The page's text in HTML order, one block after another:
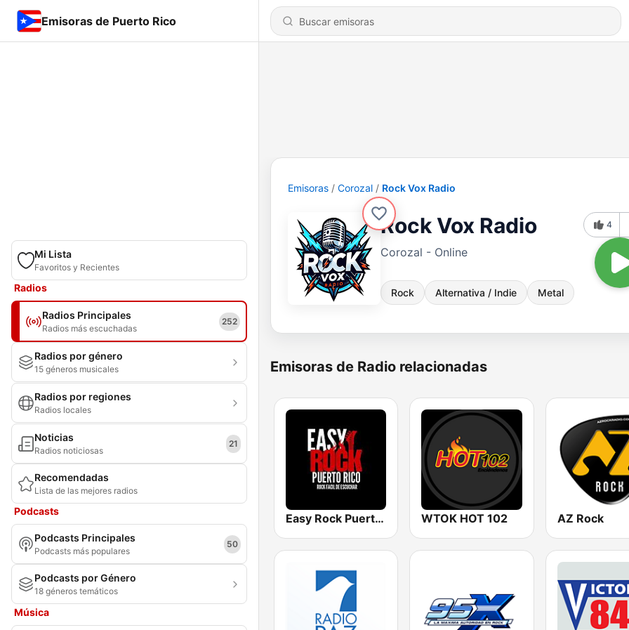
Emisoras de Puerto Rico
Mi Lista
Favoritos y Recientes
Radios
Radios Principales
Radios más escuchadas
252
Radios por género
15 géneros musicales
Radios por regiones
Radios locales
Noticias
Radios noticiosas
21
Recomendadas
Lista de las mejores radios
Podcasts
Podcasts Principales
Podcasts más populares
50
Podcasts por Género
18 géneros temáticos
Música
Emisoras Corozal Rock Vox Radio
Rock Vox Radio
Corozal - Online
Rock Alternativa / Indie Metal
4
Emisoras de Radio relacionadas
Easy Rock Puerto Rico WTOK HOT 102 AZ Rock